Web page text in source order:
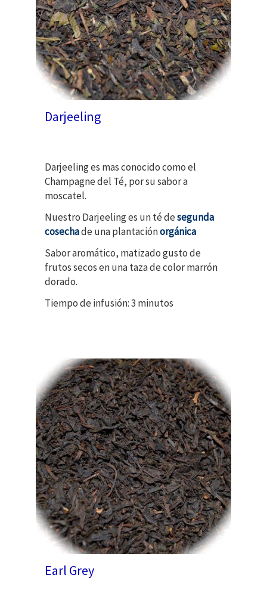
Darjeeling
Darjeeling es mas conocido como el
Champagne del Té, por su sabor a
moscatel.
Nuestro Darjeeling es un té desegunda
cosechade una plantaciónorgánica
Sabor aromático, matizado gusto de
frutos secos en una taza de color marrón
dorado.
Tiempo de infusión: 3 minutos
Earl Grey